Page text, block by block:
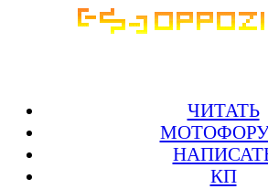
ЧИТАТЬ
КП